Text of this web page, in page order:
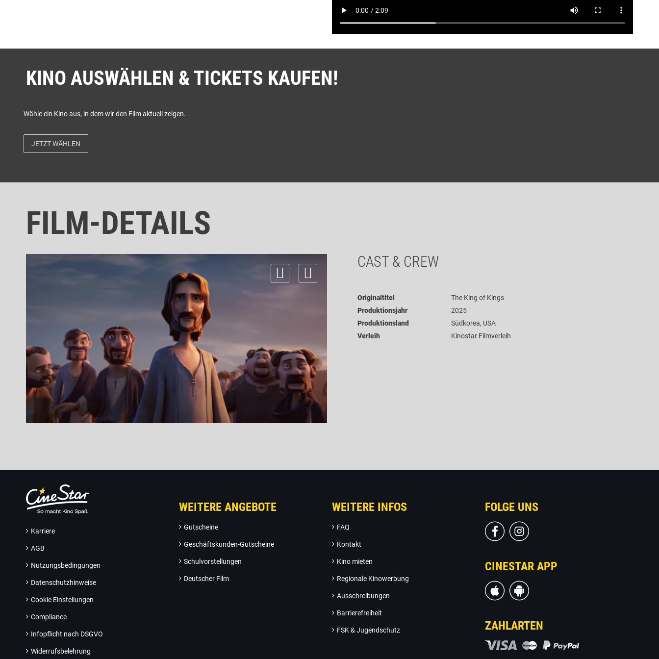
KINO AUSWÄHLEN & TICKETS KAUFEN!
Wähle ein Kino aus, in dem wir den Film aktuell zeigen.
JETZT WÄHLEN
FILM-DETAILS
CAST & CREW
Originaltitel
The King of Kings
Produktionsjahr
2025
Produktionsland
Südkorea, USA
Verleih
Kinostar Filmverleih
Karriere
AGB
Nutzungsbedingungen
Datenschutzhinweise
Cookie Einstellungen
Compliance
Infopflicht nach DSGVO
Widerrufsbelehrung
WEITERE ANGEBOTE
Gutscheine
Geschäftskunden-Gutscheine
Schulvorstellungen
Deutscher Film
WEITERE INFOS
FAQ
Kontakt
Kino mieten
Regionale Kinowerbung
Ausschreibungen
Barrierefreiheit
FSK & Jugendschutz
FOLGE UNS
CINESTAR APP
ZAHLARTEN